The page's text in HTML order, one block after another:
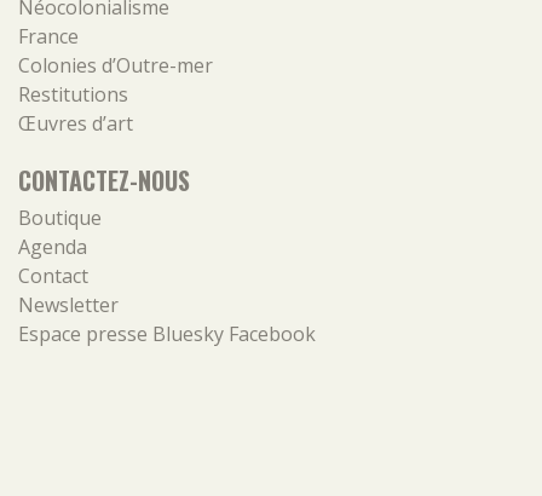
Néocolonialisme
France
Colonies d’Outre-mer
Restitutions
Œuvres d’art
CONTACTEZ-NOUS
Boutique
Agenda
Contact
Newsletter
Espace presse Bluesky Facebook